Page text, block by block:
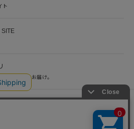
ト
でいち早くお届け。
ョンなどへの二次転用を固く禁じます。